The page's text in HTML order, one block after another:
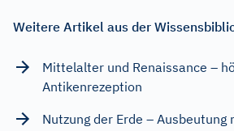
Weitere Artikel aus der
Mittelalter und Renaissance –
Antikenrezeption
Nutzung der Erde – Ausbeutung